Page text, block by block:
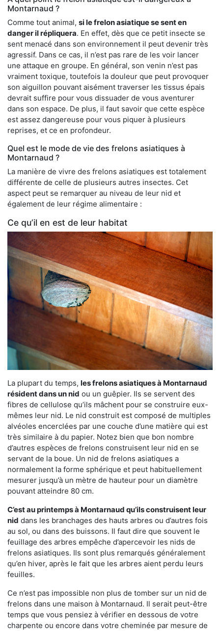
Montarnaud ?
Comme tout animal, si le frelon asiatique se sent en
danger il répliquera. En effet, dès que ce petit insecte se
sent menacé dans son environnement il peut devenir très
agressif. Dans ce cas, il n’est pas rare de les voir lancer
une attaque en groupe. En général, son venin n’est pas
vraiment toxique, toutefois la douleur que peut provoquer
son aiguillon pouvant aisément traverser les tissus épais
devrait suffire pour vous dissuader de vous aventurer
dans son espace. De plus, il faut savoir que cette espèce
est assez dangereuse pour vous piquer à plusieurs
reprises, et ce en profondeur.
Quel est le mode de vie des frelons asiatiques à
Montarnaud ?
La manière de vivre des frelons asiatiques est totalement
différente de celle de plusieurs autres insectes. Cet
aspect peut se remarquer au niveau de leur nid et
également de leur régime alimentaire :
Ce qu’il en est de leur habitat
La plupart du temps, les frelons asiatiques à Montarnaud
résident dans un nid ou un guêpier. Ils se servent des
fibres de cellulose qu’ils mâchent pour se construire eux-
mêmes leur nid. Le nid construit est composé de multiples
alvéoles encerclées par une couche d’une matière qui est
très similaire à du papier. Notez bien que bon nombre
d’autres espèces de frelons construisent leur nid en se
servant de la boue. Un nid de frelons asiatiques a
normalement la forme sphérique et peut habituellement
mesurer jusqu’à un mètre de hauteur pour un diamètre
pouvant atteindre 80 cm.
C’est au printemps à Montarnaud qu’ils construisent leur
nid dans les branchages des hauts arbres ou d’autres fois
au sol, ou dans des buissons. Il faut dire que souvent le
feuillage des arbres empêche d’apercevoir les nids de
frelons asiatiques. Ils sont plus remarqués généralement
qu’en hiver, après le fait que les arbres aient perdu leurs
feuilles.
Ce n’est pas impossible non plus de tomber sur un nid de
frelons dans une maison à Montarnaud. Il serait peut-être
temps que vous pensiez à vérifier en dessous de votre
charpente ou encore dans votre cheminée par mesure de